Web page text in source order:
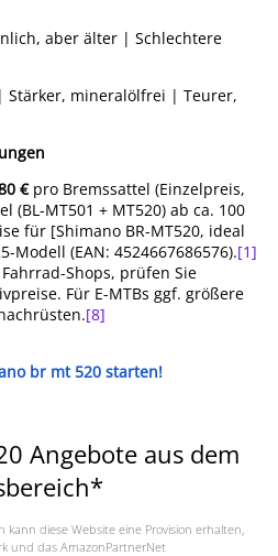
aber älter | Schlechtere
Stärker, mineralölfrei | Teurer,
€pro Bremssattel (Einzelpreis,
(BL-MT501 + MT520) ab ca. 100
für [Shimano BR-MT520, ideal
Modell (EAN: 4524667686576).[1]
Shops, prüfen Sie
Für E-MTBs ggf. größere
[8]
br mt 520 starten!
Angebote aus dem
diese Website eine Provision erhalten,
und das AmazonPartnerNet